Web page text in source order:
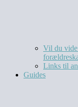
Vil du
Links til
Guides